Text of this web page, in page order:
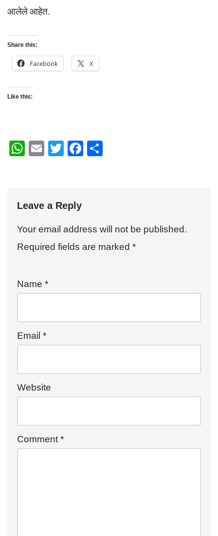
आलेले आहेत.
Share this:
Facebook X
Like this:
W
A
p
p
E
T
F
o
o
Leave a Reply
Your email address will not be published.
Required fields are marked *
Name *
Email *
Website
Comment*